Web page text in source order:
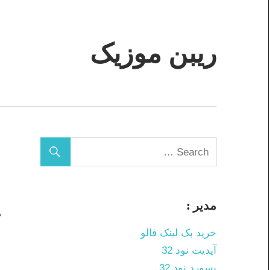
ریبن موزیک
مدیر :
خرید بک لینک فالو
آپدیت نود 32